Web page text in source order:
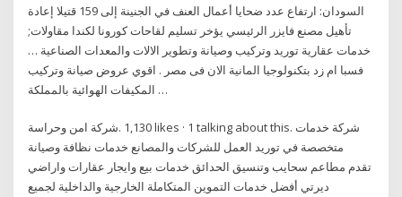
السودان: ارتفاع عدد ضحايا أعمال العنف في الجنينة إلى 159 قتيلا إعادة
تأهيل مصنع فايزر الرئيسي يؤخر تسليم لقاحات كورونا لكندا مقاولات;
خدمات عقارية توريد وتركيب وصيانة وتطوير الالات والمعدات الصناعية …
فسبا ام زد بتكنولوجيا المانية الان فى مصر . اقوي عروض صيانة وتركيب
المكيفات الهوائية بالمملكة …
متخصصة في توريد العمل للشركات والمصانع خدمات نظافة وصيانة
وتنسيق الحدائق خدمات بيع وايجار عقارات واراضي‎ تقدم مطاعم سحايب
ديرتي أفضل خدمات التموين المتكاملة الخارجية والداخلية لجميع